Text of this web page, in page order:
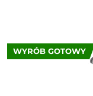
WYRÓB GOTOWY